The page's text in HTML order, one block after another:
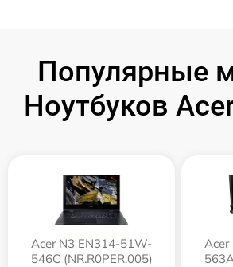
Популярные
Ноутбуков
Acer N3 EN314-51W-
546C (NR.R0PER.005)
Acer